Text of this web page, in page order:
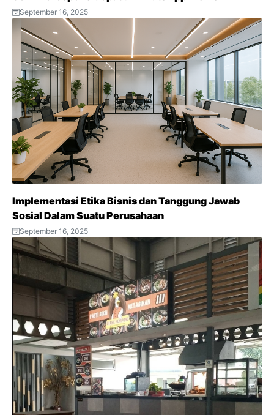
September 16, 2025
Implementasi Etika Bisnis dan Tanggung Jawab
Sosial Dalam Suatu Perusahaan
September 16, 2025